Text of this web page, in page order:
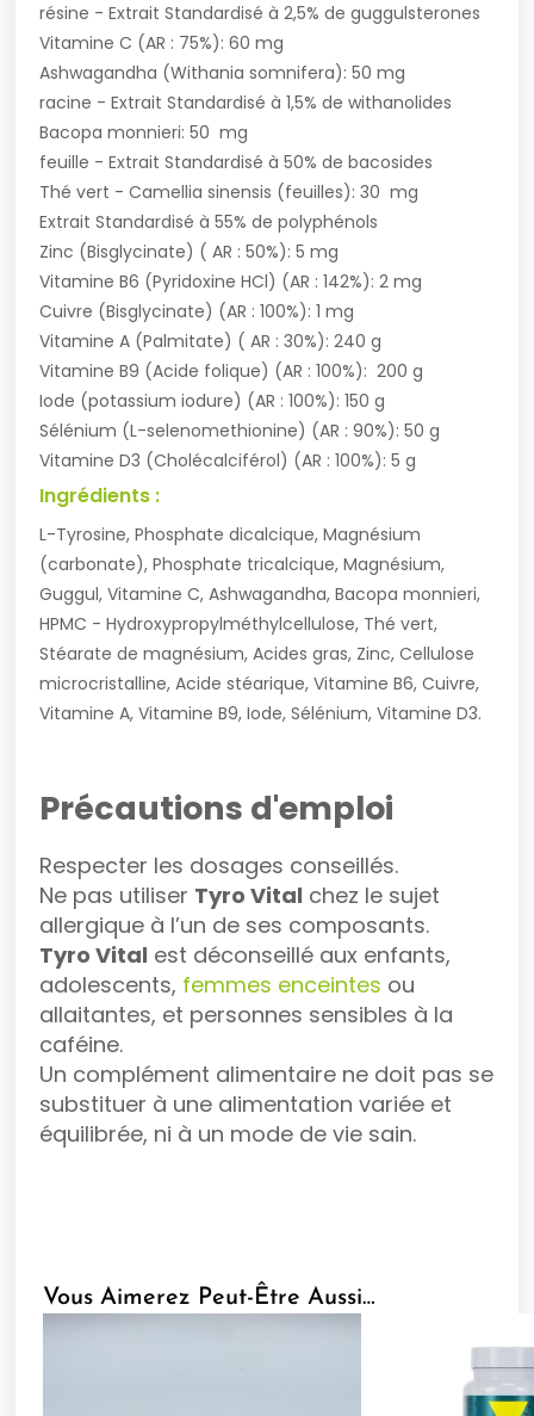
résine - Extrait Standardisé à 2,5% de guggulsterones
Vitamine C (AR : 75%): 60 mg
Ashwagandha (Withania somnifera): 50 mg
racine - Extrait Standardisé à 1,5% de withanolides
Bacopa monnieri: 50 mg
feuille - Extrait Standardisé à 50% de bacosides
Thé vert - Camellia sinensis (feuilles): 30 mg
Extrait Standardisé à 55% de polyphénols
Zinc (Bisglycinate) ( AR : 50%): 5 mg
Vitamine B6 (Pyridoxine HCl) (AR : 142%): 2 mg
Cuivre (Bisglycinate) (AR : 100%): 1 mg
Vitamine A (Palmitate) ( AR : 30%): 240 g
Vitamine B9 (Acide folique) (AR : 100%): 200 g
Iode (potassium iodure) (AR : 100%): 150 g
Sélénium (L-selenomethionine) (AR : 90%): 50 g
Vitamine D3 (Cholécalciférol) (AR : 100%): 5 g
Ingrédients :
L-Tyrosine, Phosphate dicalcique, Magnésium
(carbonate), Phosphate tricalcique, Magnésium,
Guggul, Vitamine C, Ashwagandha, Bacopa monnieri,
HPMC - Hydroxypropylméthylcellulose, Thé vert,
Stéarate de magnésium, Acides gras, Zinc, Cellulose
microcristalline, Acide stéarique, Vitamine B6, Cuivre,
Vitamine A, Vitamine B9, Iode, Sélénium, Vitamine D3.
Précautions d'emploi
Respecter les dosages conseillés.
Ne pas utiliser Tyro Vital chez le sujet
allergique à l’un de ses composants.
Tyro Vital est déconseillé aux enfants,
adolescents, femmes enceintes ou
allaitantes, et personnes sensibles à la
caféine.
Un complément alimentaire ne doit pas se
substituer à une alimentation variée et
équilibrée, ni à un mode de vie sain.
Vous Aimerez Peut-Être Aussi…